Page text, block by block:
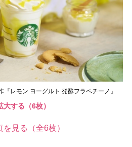
レモン ヨーグルト 発酵フラペチーノ』
大する（6枚）
を見る（全6枚）